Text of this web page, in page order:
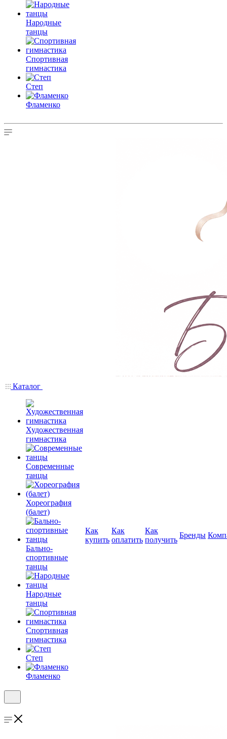
Народные
танцы
Спортивная
гимнастика
Степ
Фламенко
Каталог
Художественная
гимнастика
Современные
танцы
Хореография
(балет)
Бально-
спортивные
танцы
Народные
танцы
Спортивная
гимнастика
Степ
Фламенко
Как
купить
Как
оплатить
Как
получить
Бренды